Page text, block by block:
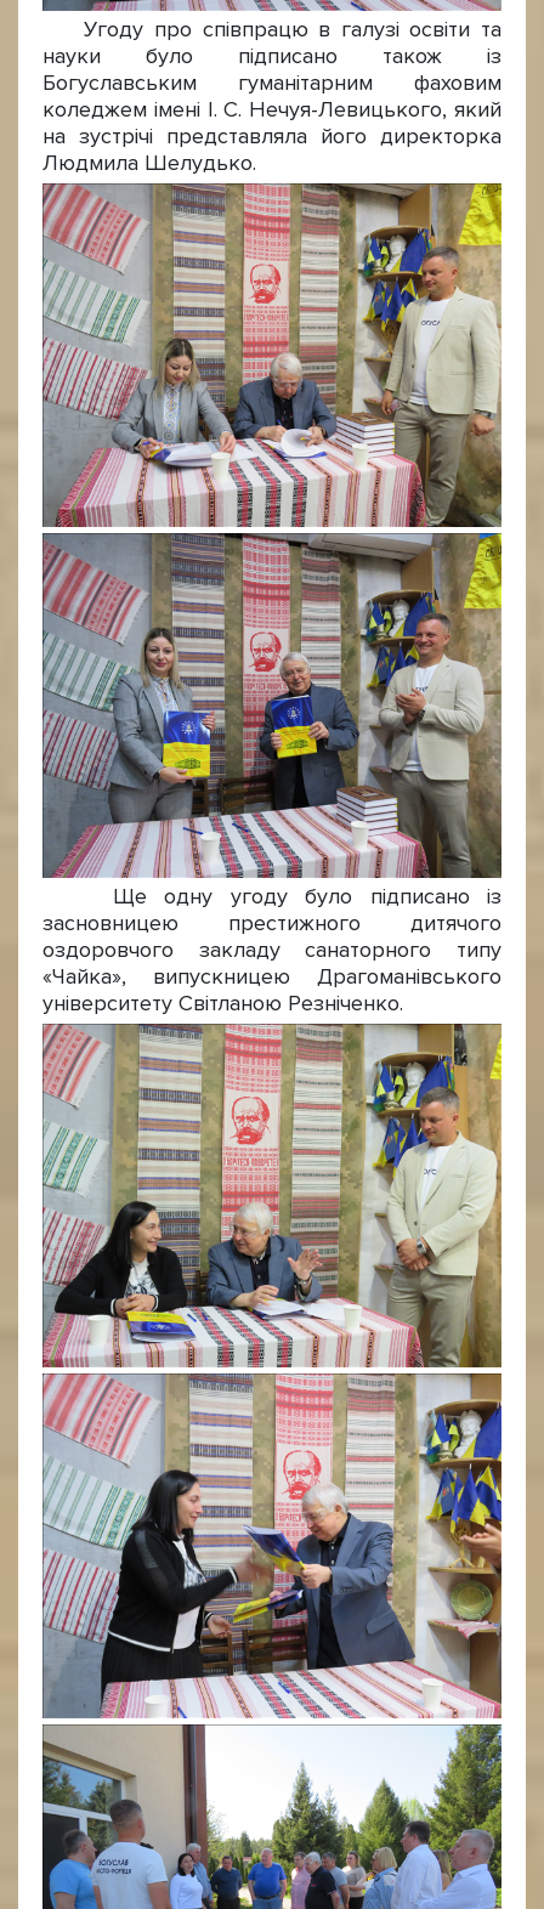
Угоду про співпрацю в галузі освіти та
науки було підписано також із
Богуславським гуманітарним фаховим
коледжем імені І. С. Нечуя-Левицького, який
на зустрічі представляла його директорка
Людмила Шелудько.
Ще одну угоду було підписано із
засновницею престижного дитячого
оздоровчого закладу санаторного типу
«Чайка», випускницею Драгоманівського
університету Світланою Резніченко.